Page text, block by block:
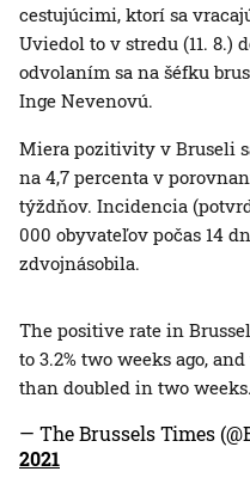
cestujúcimi, ktorí sa
Uviedol to v stredu (11. 8.)
odvolaním sa na šéfku
Inge Nevenovú.
Miera pozitivity v Bruseli
na 4,7 percenta v
týždňov. Incidencia
000 obyvateľov počas 14
zdvojnásobila.
The positive rate in
to 3.2% two weeks ago,
than doubled in two weeks.
— The Brussels Times
2021